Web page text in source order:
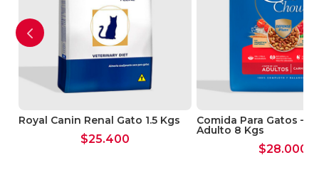
Royal Canin Renal Gato 1.5 Kgs
$25.400
Comida Para Gatos –
Adulto 8 Kgs
$28.000